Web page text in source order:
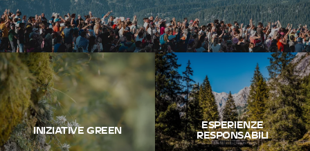
INIZIATIVE GREEN
ESPERIENZE
RESPONSABILI